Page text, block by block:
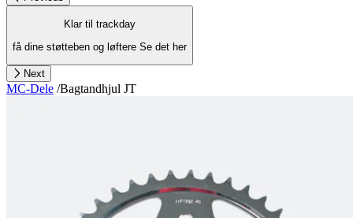
Klar til trackday
få dine støtteben og løftere Se det her
Next
MC-Dele /Bagtandhjul JT